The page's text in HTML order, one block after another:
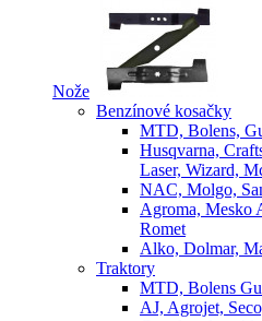
Nože
Benzínové kosačky
MTD, Bolens,
Husqvarna,
Laser, Wizard,
NAC, Molgo,
Agroma, Mesko
Romet
Alko, Dolmar,
Traktory
MTD, Bolens
AJ, Agrojet,